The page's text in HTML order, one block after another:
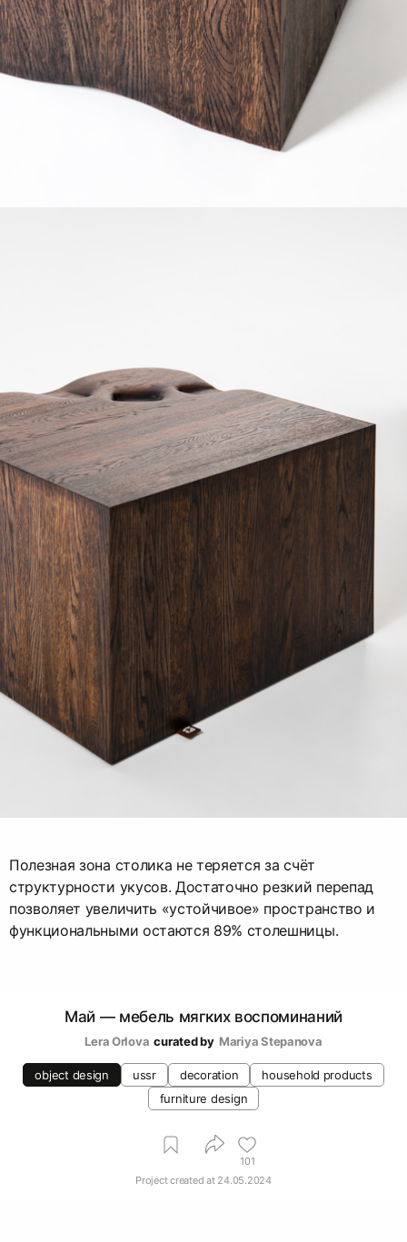
Полезная зона столика не теряется за счёт
структурности укусов. Достаточно резкий перепад
позволяет увеличить «устойчивое» пространство и
функциональными остаются 89% столешницы.
Май — мебель мягких воспоминаний
Lera Orlova curated by Mariya Stepanova
object design ussr decoration
household products
furniture design
101
Project created at 24.05.2024